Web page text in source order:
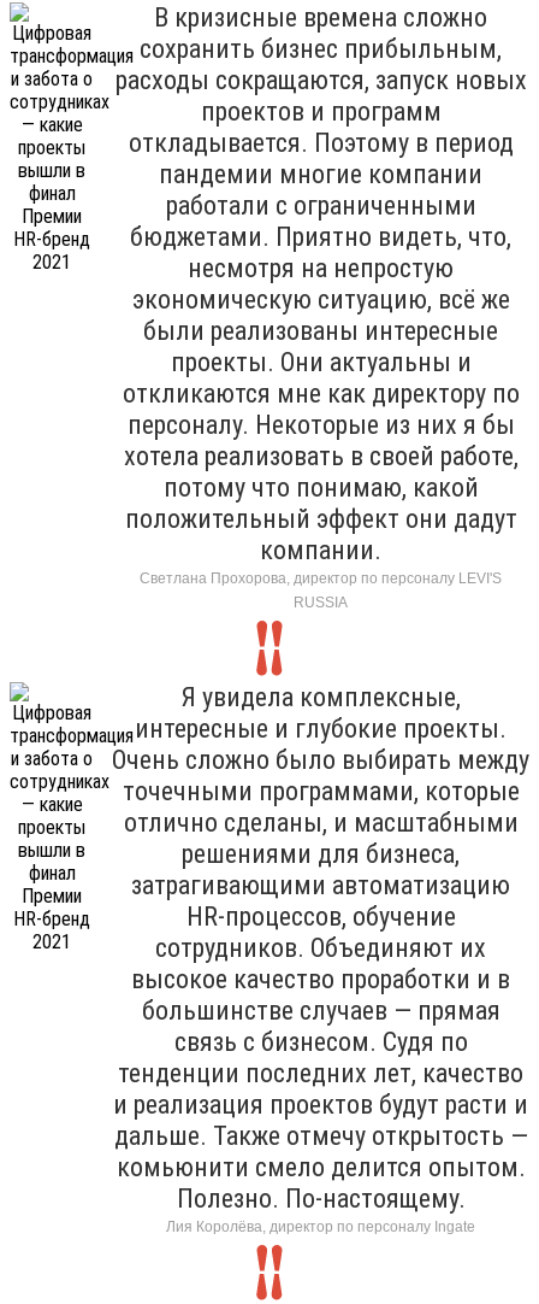
В кризисные времена сложно
сохранить бизнес прибыльным,
расходы сокращаются, запуск новых
проектов и программ
откладывается. Поэтому в период
пандемии многие компании
работали с ограниченными
бюджетами. Приятно видеть, что,
несмотря на непростую
экономическую ситуацию, всё же
были реализованы интересные
проекты. Они актуальны и
откликаются мне как директору по
персоналу. Некоторые из них я бы
хотела реализовать в своей работе,
потому что понимаю, какой
положительный эффект они дадут
компании.
Светлана Прохорова, директор по персоналу LEVI'S
RUSSIA
Я увидела комплексные,
интересные и глубокие проекты.
Очень сложно было выбирать между
точечными программами, которые
отлично сделаны, и масштабными
решениями для бизнеса,
затрагивающими автоматизацию
HR-процессов, обучение
сотрудников. Объединяют их
высокое качество проработки и в
большинстве случаев — прямая
связь с бизнесом. Судя по
тенденции последних лет, качество
и реализация проектов будут расти и
дальше. Также отмечу открытость —
комьюнити смело делится опытом.
Полезно. По-настоящему.
Лия Королёва, директор по персоналу Ingate